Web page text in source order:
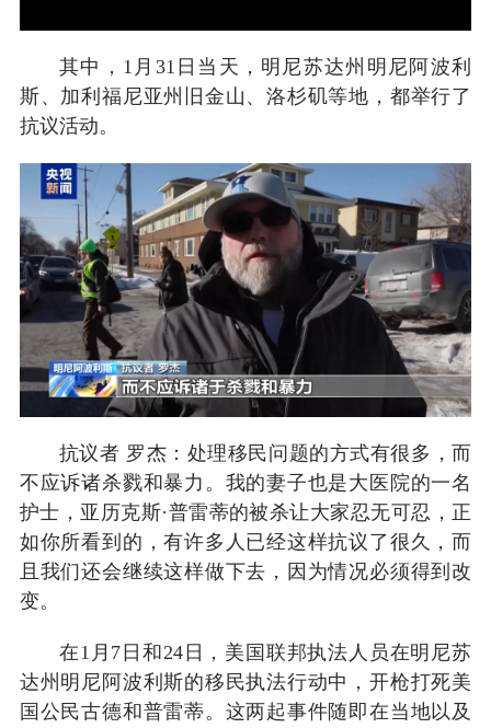
其中，1月31日当天，明尼苏达州明尼阿波利
斯、加利福尼亚州旧金山、洛杉矶等地，都举行了
抗议活动。
抗议者 罗杰：处理移民问题的方式有很多，而
不应诉诸杀戮和暴力。我的妻子也是大医院的一名
护士，亚历克斯·普雷蒂的被杀让大家忍无可忍，正
如你所看到的，有许多人已经这样抗议了很久，而
且我们还会继续这样做下去，因为情况必须得到改
变。
在1月7日和24日，美国联邦执法人员在明尼苏
达州明尼阿波利斯的移民执法行动中，开枪打死美
国公民古德和普雷蒂。这两起事件随即在当地以及